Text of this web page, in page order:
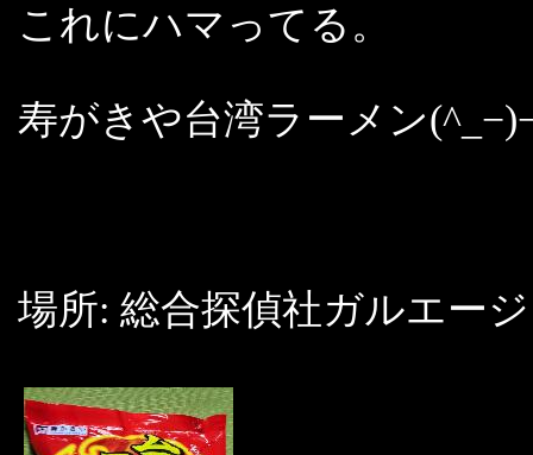
これにハマってる。
寿がきや台湾ラーメン
場所: 総合探偵社ガルエー